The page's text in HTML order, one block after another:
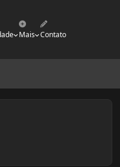
Mais Contato